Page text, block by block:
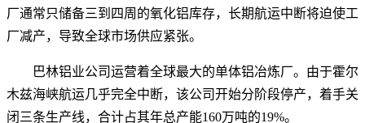
厂通常只储备三到四周的氧化铝库存，长期航运中断将迫使工
厂减产，导致全球市场供应紧张。
巴林铝业公司运营着全球最大的单体铝冶炼厂。由于霍尔
木兹海峡航运几乎完全中断，该公司开始分阶段停产，着手关
闭三条生产线，合计占其年总产能160万吨的19%。